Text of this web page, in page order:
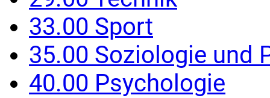
33.00 Sport
35.00 Soziologie und
40.00 Psychologie